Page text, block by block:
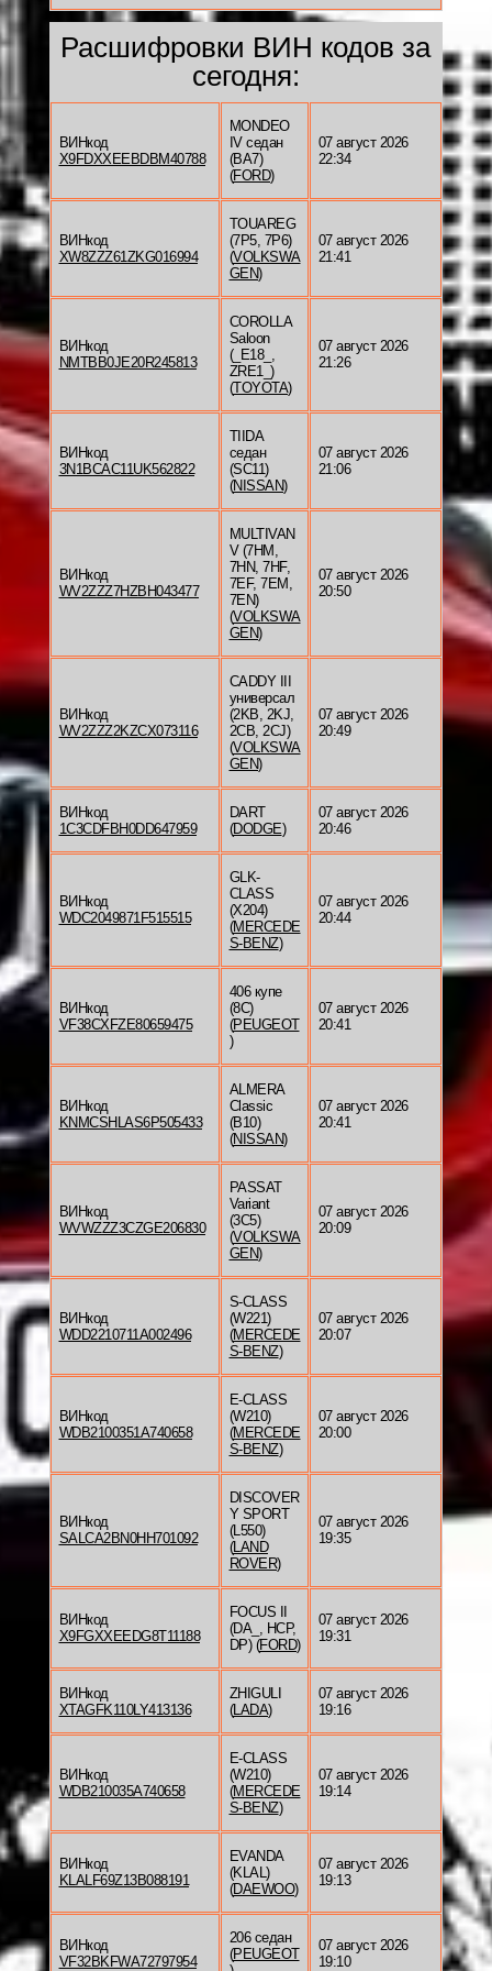
Расшифровки ВИН кодов за
сегодня:
ВИНкод
X9FDXXEEBDBM40788
MONDEO
IV седан
(BA7)
(FORD)
07 август 2026
22:34
ВИНкод
XW8ZZZ61ZKG016994
TOUAREG
(7P5, 7P6)
(VOLKSWA
GEN)
07 август 2026
21:41
ВИНкод
NMTBB0JE20R245813
COROLLA
Saloon
(_E18_,
ZRE1_)
(TOYOTA)
07 август 2026
21:26
ВИНкод
3N1BCAC11UK562822
TIIDA
седан
(SC11)
(NISSAN)
07 август 2026
21:06
ВИНкод
WV2ZZZ7HZBH043477
MULTIVAN
V (7HM,
7HN, 7HF,
7EF, 7EM,
7EN)
(VOLKSWA
GEN)
07 август 2026
20:50
ВИНкод
WV2ZZZ2KZCX073116
CADDY III
универсал
(2KB, 2KJ,
2CB, 2CJ)
(VOLKSWA
GEN)
07 август 2026
20:49
ВИНкод
1C3CDFBH0DD647959
DART
(DODGE)
07 август 2026
20:46
ВИНкод
WDC2049871F515515
GLK-
CLASS
(X204)
(MERCEDE
S-BENZ)
07 август 2026
20:44
ВИНкод
VF38CXFZE80659475
406 купе
(8C)
(PEUGEOT
)
07 август 2026
20:41
ВИНкод
KNMCSHLAS6P505433
ALMERA
Classic
(B10)
(NISSAN)
07 август 2026
20:41
ВИНкод
WVWZZZ3CZGE206830
PASSAT
Variant
(3C5)
(VOLKSWA
GEN)
07 август 2026
20:09
ВИНкод
WDD2210711A002496
S-CLASS
(W221)
(MERCEDE
S-BENZ)
07 август 2026
20:07
ВИНкод
WDB2100351A740658
E-CLASS
(W210)
(MERCEDE
S-BENZ)
07 август 2026
20:00
ВИНкод
SALCA2BN0HH701092
DISCOVER
Y SPORT
(L550)
(LAND
ROVER)
07 август 2026
19:35
ВИНкод
X9FGXXEEDG8T11188
FOCUS II
(DA_, HCP,
DP) (FORD)
07 август 2026
19:31
ВИНкод
XTAGFK110LY413136
ZHIGULI
(LADA)
07 август 2026
19:16
ВИНкод
WDB210035A740658
E-CLASS
(W210)
(MERCEDE
S-BENZ)
07 август 2026
19:14
ВИНкод
KLALF69Z13B088191
EVANDA
(KLAL)
(DAEWOO)
07 август 2026
19:13
ВИНкод
VF32BKFWA72797954
206 седан
(PEUGEOT
07 август 2026
19:10